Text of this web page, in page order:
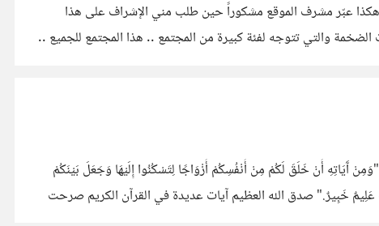
عبّر مشرف الموقع مشكوراً حين طلب مني الإشراف على هذا
والتي تتوجه لفئة كبيرة من المجتمع .. هذا المجتمع للجميع ..
آَيَاتِهِ أَنْ خَلَقَ لَكُمْ مِنْ أَنْفُسِكُمْ أَزْوَاجًا لِتَسْكُنُوا إِلَيْهَا وَجَعَلَ بَيْنَكُمْ
عَلِيمٌ خَبِيرٌ." صدق الله العظيم آيات عديدة في القرآن الكريم صرحت